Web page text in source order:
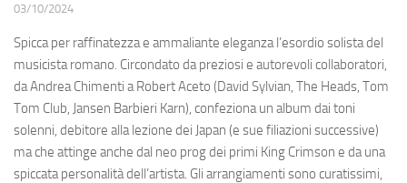
03/10/2024
Spicca per raffinatezza e ammaliante eleganza l’esordio solista del
musicista romano. Circondato da preziosi e autorevoli collaboratori,
da Andrea Chimenti a Robert Aceto (David Sylvian, The Heads, Tom
Tom Club, Jansen Barbieri Karn), confeziona un album dai toni
solenni, debitore alla lezione dei Japan (e sue filiazioni successive)
ma che attinge anche dal neo prog dei primi King Crimson e da una
spiccata personalità dell’artista. Gli arrangiamenti sono curatissimi,